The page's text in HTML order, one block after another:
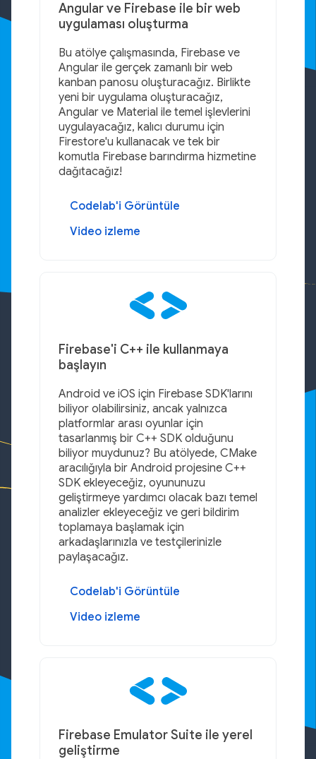
Angular ve Firebase ile bir web
uygulaması oluşturma
Bu atölye çalışmasında, Firebase ve
Angular ile gerçek zamanlı bir web
kanban panosu oluşturacağız. Birlikte
yeni bir uygulama oluşturacağız,
Angular ve Material ile temel işlevlerini
uygulayacağız, kalıcı durumu için
Firestore'u kullanacak ve tek bir
komutla Firebase barındırma hizmetine
dağıtacağız!
Codelab'i Görüntüle
Video izleme
Firebase'i C++ ile kullanmaya
başlayın
Android ve iOS için Firebase SDK'larını
biliyor olabilirsiniz, ancak yalnızca
platformlar arası oyunlar için
tasarlanmış bir C++ SDK olduğunu
biliyor muydunuz? Bu atölyede, CMake
aracılığıyla bir Android projesine C++
SDK ekleyeceğiz, oyununuzu
geliştirmeye yardımcı olacak bazı temel
analizler ekleyeceğiz ve geri bildirim
toplamaya başlamak için
arkadaşlarınızla ve testçilerinizle
paylaşacağız.
Codelab'i Görüntüle
Video izleme
Firebase Emulator Suite ile yerel
geliştirme